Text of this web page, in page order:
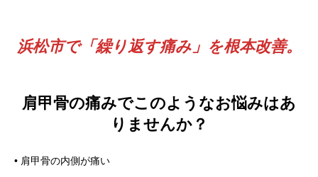
浜松市で「繰り返す痛み」を根本改善。
肩甲骨の痛みでこのようなお悩みはあ
りませんか？
• 肩甲骨の内側が痛い